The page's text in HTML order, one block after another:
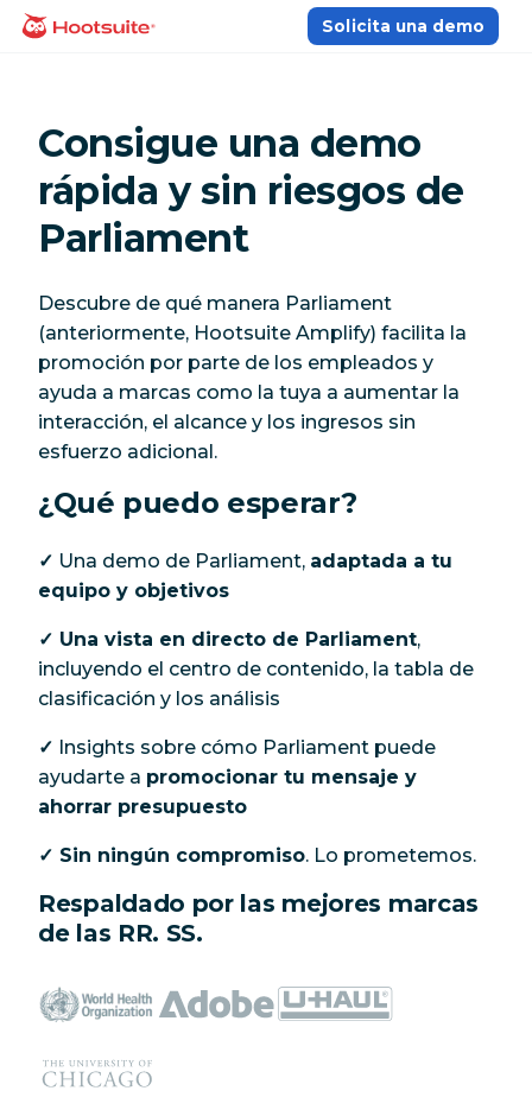
Saltar
Página principal
Solicita una demo
Consigue una demo
rápida y sin riesgos de
Parliament
Descubre de qué manera Parliament
(anteriormente, Hootsuite Amplify) facilita la
promoción por parte de los empleados y
ayuda a marcas como la tuya a aumentar la
interacción, el alcance y los ingresos sin
esfuerzo adicional.
¿Qué puedo esperar?
✓ Una demo de Parliament, adaptada a tu
equipo y objetivos
✓ Una vista en directo de Parliament,
incluyendo el centro de contenido, la tabla de
clasificación y los análisis
✓ Insights sobre cómo Parliament puede
ayudarte a promocionar tu mensaje y
ahorrar presupuesto
✓ Sin ningún compromiso. Lo prometemos.
Respaldado por las mejores marcas
de las RR. SS.